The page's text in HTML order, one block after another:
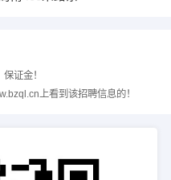
证金！
上看到该招聘信息的！